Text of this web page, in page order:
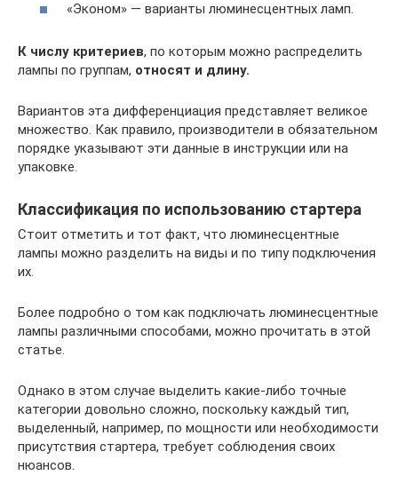
«Эконом» — варианты люминесцентных ламп.
К числу критериев, по которым можно распределить
лампы по группам, относят и длину.
Вариантов эта дифференциация представляет великое
множество. Как правило, производители в обязательном
порядке указывают эти данные в инструкции или на
упаковке.
Классификация по использованию стартера
Стоит отметить и тот факт, что люминесцентные
лампы можно разделить на виды и по типу подключения
их.
Более подробно о том как подключать люминесцентные
лампы различными способами, можно прочитать в этой
статье.
Однако в этом случае выделить какие-либо точные
категории довольно сложно, поскольку каждый тип,
выделенный, например, по мощности или необходимости
присутствия стартера, требует соблюдения своих
нюансов.